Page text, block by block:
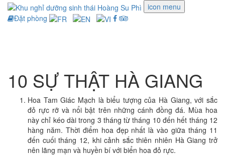
icon menu
Đặt phòng
10 SỰ THẬT HÀ GIANG
Hoa Tam Giác Mạch là biểu tượng của Hà Giang, với sắc
đỏ rực rỡ và nổi bật trên những cánh đồng đá. Mùa hoa
này chỉ kéo dài trong 3 tháng từ tháng 10 đến hết tháng 12
hàng năm. Thời điểm hoa đẹp nhất là vào giữa tháng 11
đến cuối tháng 12, khi cảnh sắc thiên nhiên Hà Giang trở
nên lãng mạn và huyền bí với biển hoa đỏ rực.